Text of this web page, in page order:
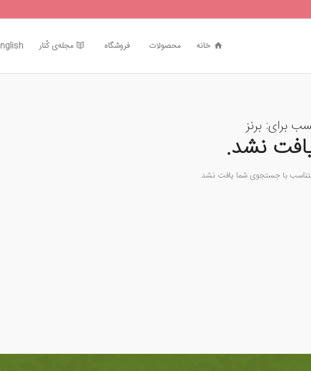
خانه محصولات فروشگاه مجله‌ی کُنار
برای: برنز
نشد.
با جستجوی شما یافت نشد.